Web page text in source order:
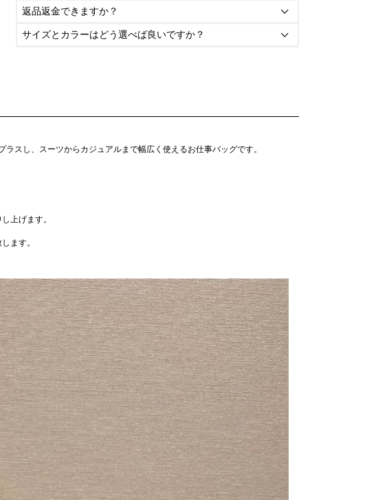
返品返金できますか？ 
サイズとカラーはどう選べば良いですか？ 
スし、スーツからカジュアルまで幅広く使えるお仕事バッグです。
上げます。
ます。